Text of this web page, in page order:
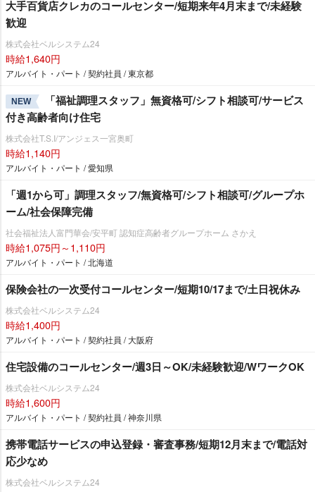
大手百貨店クレカのコールセンター/短期来年4月末まで/未経験
歓迎
株式会社ベルシステム24
時給1,640円
アルバイト・パート / 契約社員 / 東京都
NEW
「福祉調理スタッフ」無資格可/シフト相談可/サービス
付き高齢者向け住宅
株式会社T.S.I/アンジェス一宮奥町
時給1,140円
アルバイト・パート / 愛知県
「週1から可」調理スタッフ/無資格可/シフト相談可/グループホ
ーム/社会保障完備
社会福祉法人富門華会/安平町 認知症高齢者グループホーム さかえ
時給1,075円～1,110円
アルバイト・パート / 北海道
保険会社の一次受付コールセンター/短期10/17まで/土日祝休み
株式会社ベルシステム24
時給1,400円
アルバイト・パート / 契約社員 / 大阪府
住宅設備のコールセンター/週3日～OK/未経験歓迎/WワークOK
株式会社ベルシステム24
時給1,600円
アルバイト・パート / 契約社員 / 神奈川県
携帯電話サービスの申込登録・審査事務/短期12月末まで/電話対
応少なめ
株式会社ベルシステム24